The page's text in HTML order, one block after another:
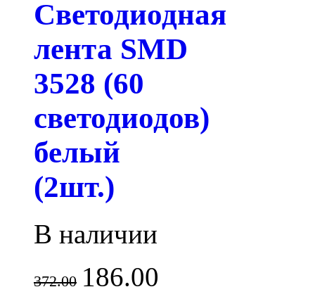
Светодиодная
лента SMD
3528 (60
светодиодов)
белый
(2шт.)
В наличии
372.00 186.00